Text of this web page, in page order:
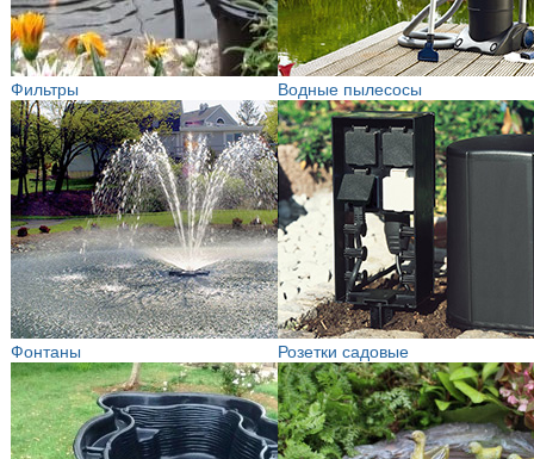
Фильтры Водные пылесосы
Фонтаны Розетки садовые